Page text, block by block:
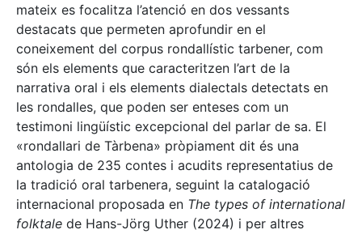
mateix es focalitza l’atenció en dos vessants
destacats que permeten aprofundir en el
coneixement del corpus rondallístic tarbener, com
són els elements que caracteritzen l’art de la
narrativa oral i els elements dialectals detectats en
les rondalles, que poden ser enteses com un
testimoni lingüístic excepcional del parlar de sa. El
«rondallari de Tàrbena» pròpiament dit és una
antologia de 235 contes i acudits representatius de
la tradició oral tarbenera, seguint la catalogació
internacional proposada en The types of international
folktale de Hans-Jörg Uther (2024) i per altres